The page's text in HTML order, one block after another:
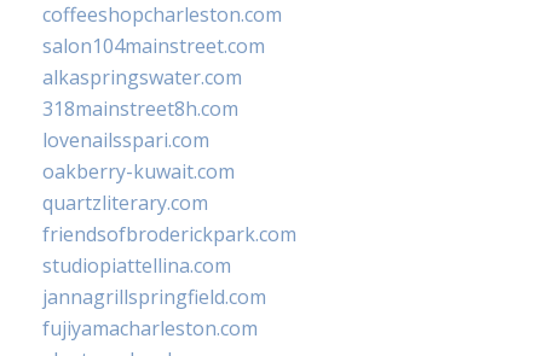
coffeeshopcharleston.com
salon104mainstreet.com
alkaspringswater.com
318mainstreet8h.com
lovenailsspari.com
oakberry-kuwait.com
quartzliterary.com
friendsofbroderickpark.com
studiopiattellina.com
jannagrillspringfield.com
fujiyamacharleston.com